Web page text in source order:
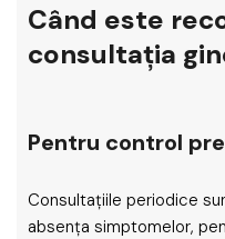
Când este
consultația
Pentru control
Consultațiile periodice
absența simptomelor,